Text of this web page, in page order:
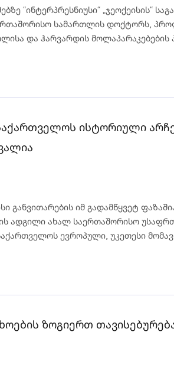
“ინტერპრესნიუსი“ „ჯეოქეისის“
სამართლის დოქტორს,
და ჰარვარდის მოლაპარაკებების
ისტორიული
იმ გადამწყვეტ
ადგილი ახალ საერთაშორისო
ევროპული, უკეთესი
ზოგიერთ